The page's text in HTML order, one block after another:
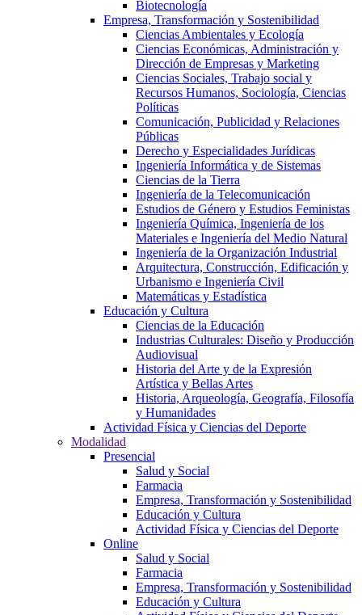
Biotecnología
Empresa, Transformación y Sostenibilidad
Ciencias Ambientales y Ecología
Ciencias Económicas, Administración y
Dirección de Empresas y Marketing
Ciencias Sociales, Trabajo social y
Recursos Humanos, Sociología, Ciencias
Políticas
Comunicación, Publicidad y Relaciones
Públicas
Derecho y Especialidades Jurídicas
Ingeniería Informática y de Sistemas
Ciencias de la Tierra
Ingeniería de la Telecomunicación
Estudios de Género y Estudios Feministas
Ingeniería Química, Ingeniería de los
Materiales e Ingeniería del Medio Natural
Ingeniería de la Organización Industrial
Arquitectura, Construcción, Edificación y
Urbanismo e Ingeniería Civil
Matemáticas y Estadística
Educación y Cultura
Ciencias de la Educación
Industrias Culturales: Diseño y Producción
Audiovisual
Historia del Arte y de la Expresión
Artística y Bellas Artes
Historia, Arqueología, Geografía, Filosofía
y Humanidades
Actividad Física y Ciencias del Deporte
Modalidad
Presencial
Salud y Social
Farmacia
Empresa, Transformación y Sostenibilidad
Educación y Cultura
Actividad Física y Ciencias del Deporte
Online
Salud y Social
Farmacia
Empresa, Transformación y Sostenibilidad
Educación y Cultura